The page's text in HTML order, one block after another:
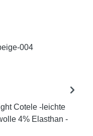
verfügbar.)
nicht verfügbar.)
zurzeit nicht verfügbar.)
004
Cotele -leichte
4% Elasthan -